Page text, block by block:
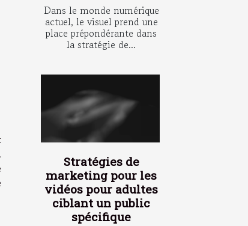
Dans le monde numérique
actuel, le visuel prend une
place prépondérante dans
la stratégie de...
Stratégies de
marketing pour les
vidéos pour adultes
ciblant un public
spécifique